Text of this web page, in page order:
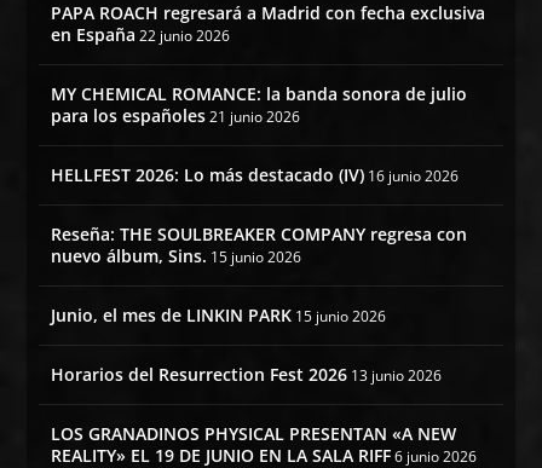
PAPA ROACH regresará a Madrid con fecha exclusiva
en España 22 junio 2026
MY CHEMICAL ROMANCE: la banda sonora de julio
para los españoles 21 junio 2026
HELLFEST 2026: Lo más destacado (IV) 16 junio 2026
Reseña: THE SOULBREAKER COMPANY regresa con
nuevo álbum, Sins. 15 junio 2026
Junio, el mes de LINKIN PARK 15 junio 2026
Horarios del Resurrection Fest 2026 13 junio 2026
LOS GRANADINOS PHYSICAL PRESENTAN «A NEW
REALITY» EL 19 DE JUNIO EN LA SALA RIFF 6 junio 2026